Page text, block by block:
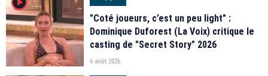
"Coté joueurs, c’est un peu light" :
Dominique Duforest (La Voix) critique le
casting de "Secret Story" 2026
6 août 2026